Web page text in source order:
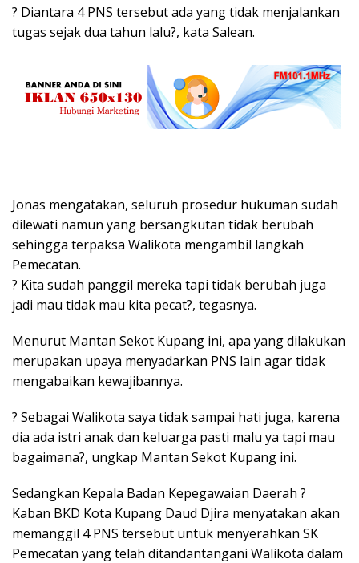
? Diantara 4 PNS tersebut ada yang tidak menjalankan
tugas sejak dua tahun lalu?, kata Salean.
Jonas mengatakan, seluruh prosedur hukuman sudah
dilewati namun yang bersangkutan tidak berubah
sehingga terpaksa Walikota mengambil langkah
Pemecatan.
? Kita sudah panggil mereka tapi tidak berubah juga
jadi mau tidak mau kita pecat?, tegasnya.
Menurut Mantan Sekot Kupang ini, apa yang dilakukan
merupakan upaya menyadarkan PNS lain agar tidak
mengabaikan kewajibannya.
? Sebagai Walikota saya tidak sampai hati juga, karena
dia ada istri anak dan keluarga pasti malu ya tapi mau
bagaimana?, ungkap Mantan Sekot Kupang ini.
Sedangkan Kepala Badan Kepegawaian Daerah ?
Kaban BKD Kota Kupang Daud Djira menyatakan akan
memanggil 4 PNS tersebut untuk menyerahkan SK
Pemecatan yang telah ditandantangani Walikota dalam